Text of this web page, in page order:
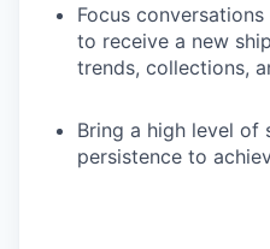
Focus
to receive a new
trends, collections,
Bring a high level of
persistence to